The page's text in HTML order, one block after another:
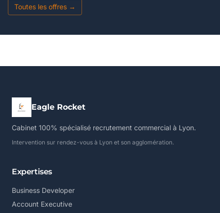
Toutes les offres →
Eagle Rocket
Cabinet 100% spécialisé recrutement commercial à Lyon.
Intervention sur rendez-vous à Lyon et son agglomération.
Expertises
Business Developer
Account Executive